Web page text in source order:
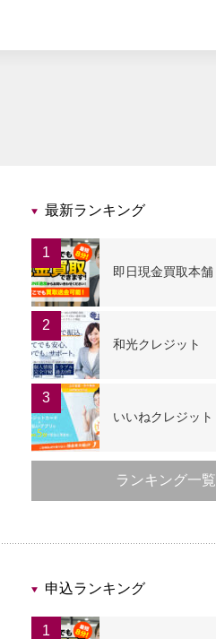
最新ランキング
1
即日現金買取本舗
2
和光クレジット
3
いいねクレジット
ランキング一覧
申込ランキング
1